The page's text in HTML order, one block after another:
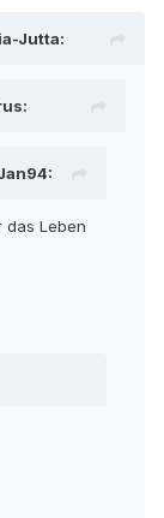
Jutta:
das Leben